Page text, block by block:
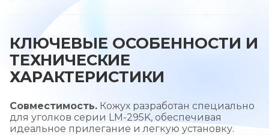
КЛЮЧЕВЫЕ ОСОБЕННОСТИ И
ТЕХНИЧЕСКИЕ
ХАРАКТЕРИСТИКИ
Совместимость. Кожух разработан специально
для уголков серии LM-295K, обеспечивая
идеальное прилегание и легкую установку.